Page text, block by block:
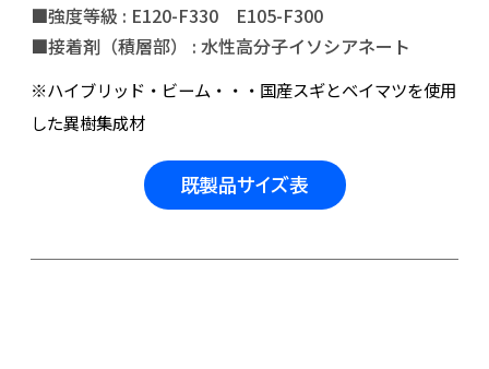
■強度等級 : E120-F330 E105-F300
■接着剤（積層部） : 水性高分子イソシアネート
※ハイブリッド・ビーム・・・国産スギとベイマツを使用
した異樹集成材
既製品サイズ表